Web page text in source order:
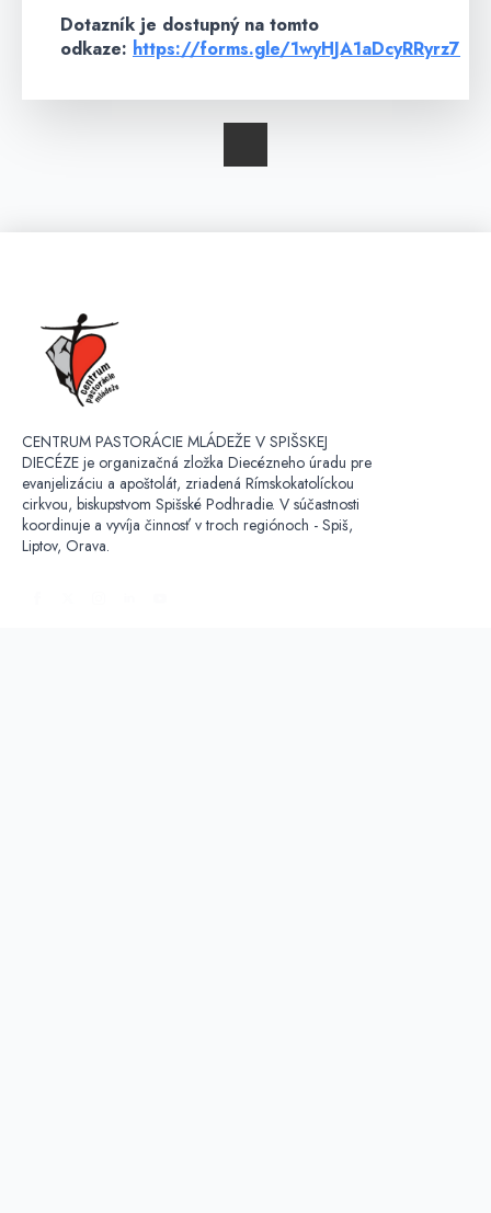
Dotazník je dostupný na tomto
odkaze: https://forms.gle/1wyHJA1aDcyRRyrz7
CENTRUM PASTORÁCIE MLÁDEŽE V SPIŠSKEJ
DIECÉZE je organizačná zložka Diecézneho úradu pre
evanjelizáciu a apoštolát, zriadená Rímskokatolíckou
cirkvou, biskupstvom Spišské Podhradie. V súčastnosti
koordinuje a vyvíja činnosť v troch regiónoch - Spiš,
Liptov, Orava.